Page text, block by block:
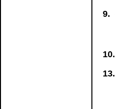
9.
10.
13.